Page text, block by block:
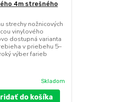
4m strešného
strechy nožnicových
vinylového
dostupná varianta
v priebehu 5–
výber farieb
Skladom
do košíka